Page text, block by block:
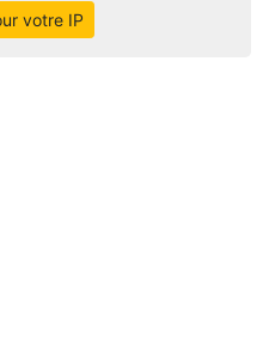
votre IP